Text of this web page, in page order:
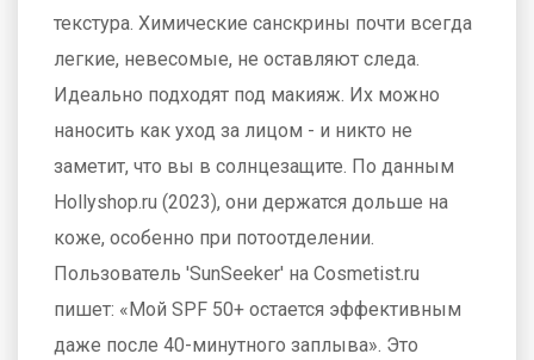
текстура. Химические санскрины почти всегда
легкие, невесомые, не оставляют следа.
Идеально подходят под макияж. Их можно
наносить как уход за лицом - и никто не
заметит, что вы в солнцезащите. По данным
Hollyshop.ru (2023), они держатся дольше на
коже, особенно при потоотделении.
Пользователь 'SunSeeker' на Cosmetist.ru
пишет: «Мой SPF 50+ остается эффективным
даже после 40-минутного заплыва». Это